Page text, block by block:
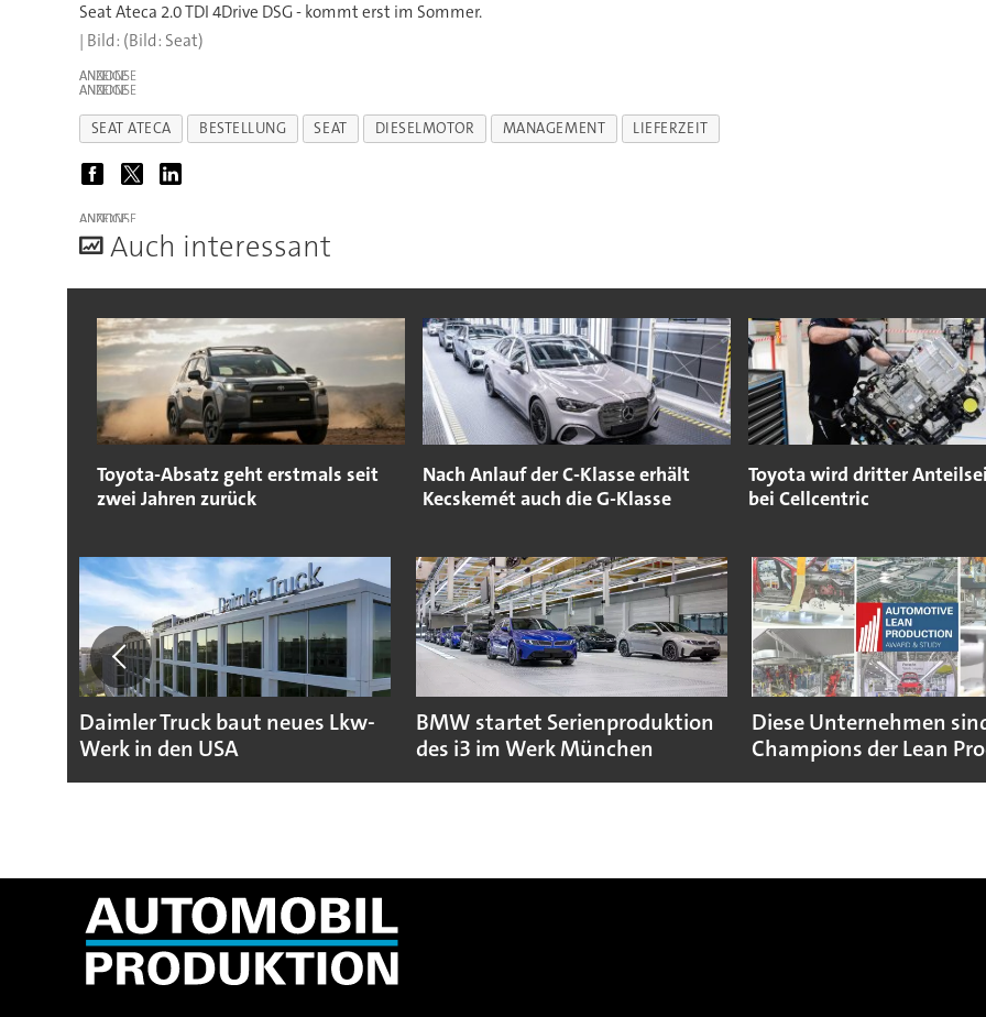
Seat Ateca 2.0 TDI 4Drive DSG - kommt erst im Sommer.
(Bild: Seat)
ANZEIGE
ANZEIGE
SEAT ATECA BESTELLUNG SEAT DIESELMOTOR MANAGEMENT LIEFERZEIT
ANZEIGE
Auch interessant
Toyota-Absatz geht erstmals seit
zwei Jahren zurück
Nach Anlauf der C-Klasse erhält
Kecskemét auch die G-Klasse
Toyota wird dritter
bei Cellcentric
Daimler Truck baut neues Lkw-
Werk in den USA
BMW startet Serienproduktion
des i3 im Werk München
Diese Unternehmen
Champions der Lean